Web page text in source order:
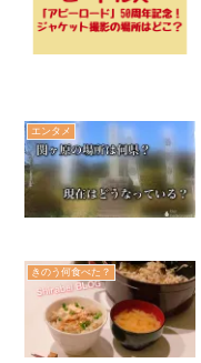
エンタメ
きのう何食べた？